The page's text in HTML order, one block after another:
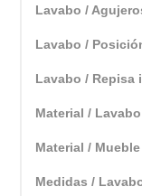
Lavabo /
Lavabo /
Lavabo / Repisa
Material /
Material /
Medidas /